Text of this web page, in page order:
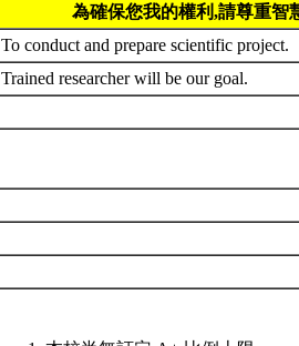
為確保您我的權利,請尊重智
To conduct and prepare scientific project.
Trained researcher will be our goal.